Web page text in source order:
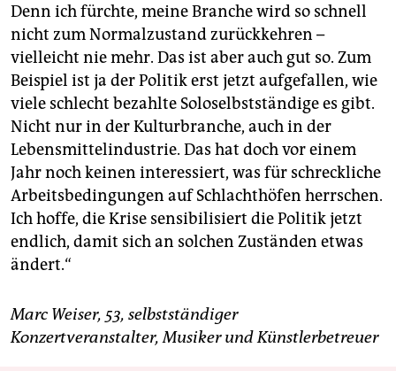
Denn ich fürchte, meine Branche wird so schnell
nicht zum Normalzustand zurückkehren –
vielleicht nie mehr. Das ist aber auch gut so. Zum
Beispiel ist ja der Politik erst jetzt aufgefallen, wie
viele schlecht bezahlte Soloselbstständige es gibt.
Nicht nur in der Kulturbranche, auch in der
Lebensmittelindustrie. Das hat doch vor einem
Jahr noch keinen interessiert, was für schreckliche
Arbeitsbedingungen auf Schlachthöfen herrschen.
Ich hoffe, die Krise sensibilisiert die Politik jetzt
endlich, damit sich an solchen Zuständen etwas
ändert.“
Marc Weiser, 53, selbstständiger
Konzertveranstalter, Musiker und Künstlerbetreuer